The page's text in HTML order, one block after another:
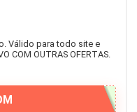
Válido para todo site e
COM OUTRAS OFERTAS.